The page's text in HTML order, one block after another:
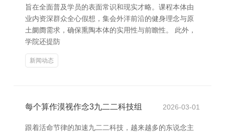
旨在全面普及学员的表面常识和现实才略。课程本体由
业内资深群众全心假想，集会外洋前沿的健身理念与原
土阛阓需求，确保熏陶本体的实用性与前瞻性。 此外，
学院还提防
新闻动态
每个算作漠视作念3九二二科技组 2026-03-01
跟着活命节律的加速九二二科技，越来越多的东说念主